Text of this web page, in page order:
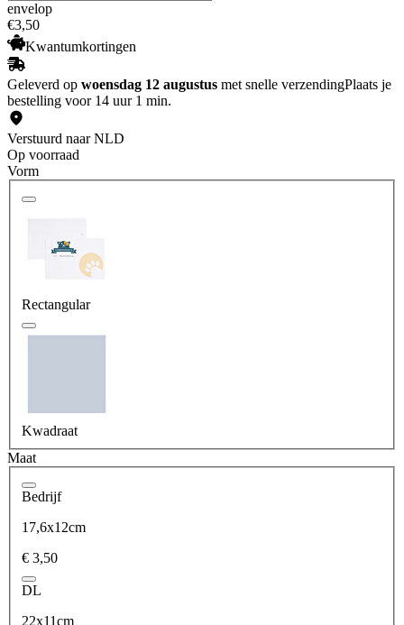
envelop
€3,50
Kwantumkortingen
Geleverd op woensdag 12 augustus met snelle verzendingPlaats je
bestelling voor 14 uur 1 min.
Verstuurd naar NLD
Op voorraad
Vorm
Rectangular
Kwadraat
Maat
Bedrijf
17,6x12cm
€ 3,50
DL
22x11cm